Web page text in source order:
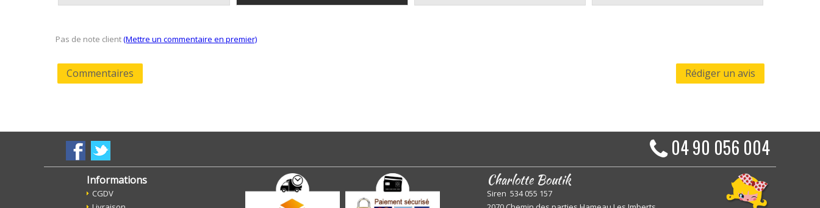
Pas de note client(Mettre un commentaire en premier)
Commentaires Rédiger un avis
04 90 056 004
Informations
CGDV
Charlotte Boutik
Siren 534 055 157